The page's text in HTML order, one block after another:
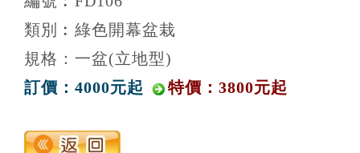
類別︰綠色開幕盆栽
規格：一盆(立地型)
訂價：4000元起
特價：3800元起